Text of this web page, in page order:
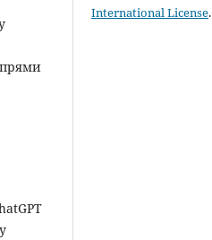
International License.